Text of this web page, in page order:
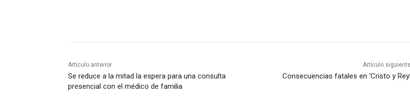
Artículo anterior
Se reduce a la mitad la espera para una consulta
presencial con el médico de familia
Artículo
Consecuencias fatales en ‘Cristo y Rey’